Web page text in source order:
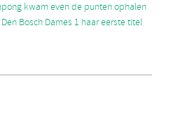
kwam even de punten ophalen
Bosch Dames 1 haar eerste titel